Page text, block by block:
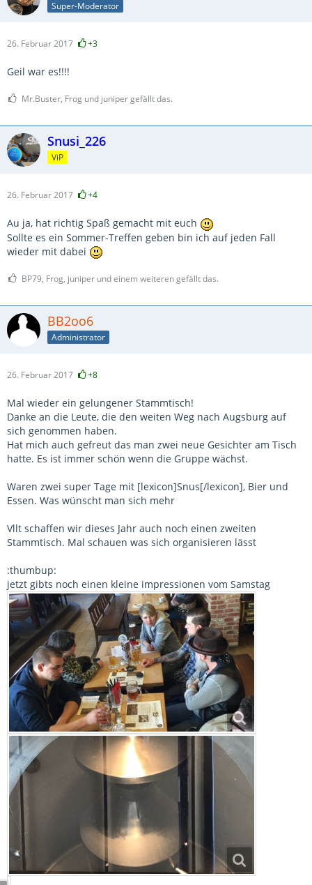
Super-Moderator
26. Februar 2017 +3
Geil war es!!!!
Mr.Buster, Frog und juniper gefällt das.
Snusi_226
ViP
26. Februar 2017 +4
Au ja, hat richtig Spaß gemacht mit euch
Sollte es ein Sommer-Treffen geben bin ich auf jeden Fall
wieder mit dabei
BP79, Frog, juniper und einem weiteren gefällt das.
BB2oo6
Administrator
26. Februar 2017 +8
Mal wieder ein gelungener Stammtisch!
Danke an die Leute, die den weiten Weg nach Augsburg auf
sich genommen haben.
Hat mich auch gefreut das man zwei neue Gesichter am Tisch
hatte. Es ist immer schön wenn die Gruppe wächst.
Waren zwei super Tage mit [lexicon]Snus[/lexicon], Bier und
Essen. Was wünscht man sich mehr
Vllt schaffen wir dieses Jahr auch noch einen zweiten
Stammtisch. Mal schauen was sich organisieren lässt
:thumbup:
jetzt gibts noch einen kleine impressionen vom Samstag